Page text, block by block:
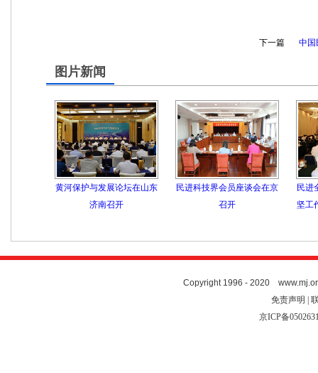
下一篇 中国
图片新闻
黄河保护与发展论坛在山东
济南召开
民进科技界会员座谈会在京
召开
民进
坚工
Copyright 1996 - 2020
免责声明 |
京ICP备